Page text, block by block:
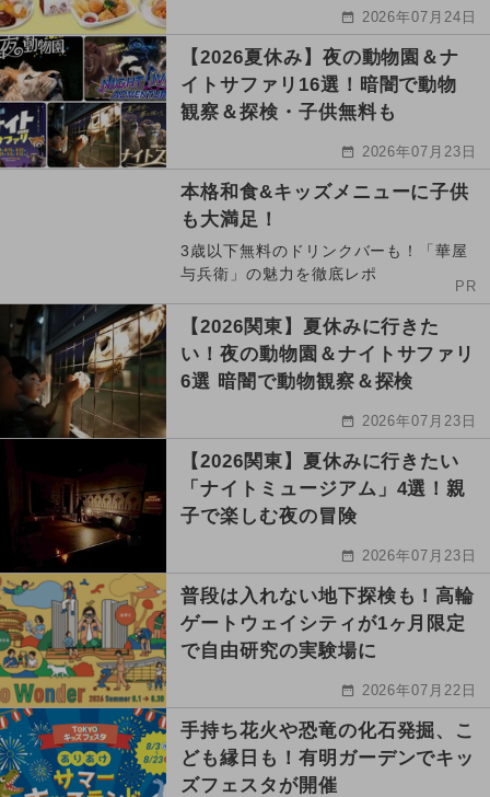
2026年07月24日
【2026夏休み】夜の動物園＆ナ
イトサファリ16選！暗闇で動物
観察＆探検・子供無料も
2026年07月23日
本格和食&キッズメニューに子供
も大満足！
3歳以下無料のドリンクバーも！「華屋
与兵衛」の魅力を徹底レポ
PR
【2026関東】夏休みに行きた
い！夜の動物園＆ナイトサファリ
6選 暗闇で動物観察＆探検
2026年07月23日
【2026関東】夏休みに行きたい
「ナイトミュージアム」4選！親
子で楽しむ夜の冒険
2026年07月23日
普段は入れない地下探検も！高輪
ゲートウェイシティが1ヶ月限定
で自由研究の実験場に
2026年07月22日
手持ち花火や恐竜の化石発掘、こ
ども縁日も！有明ガーデンでキッ
ズフェスタが開催